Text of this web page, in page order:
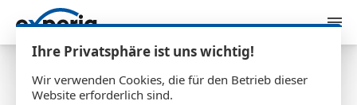
Zum Inhalt springen
Ihre Privatsphäre ist uns wichtig!
Wir verwenden Cookies, die für den Betrieb dieser
Website erforderlich sind.